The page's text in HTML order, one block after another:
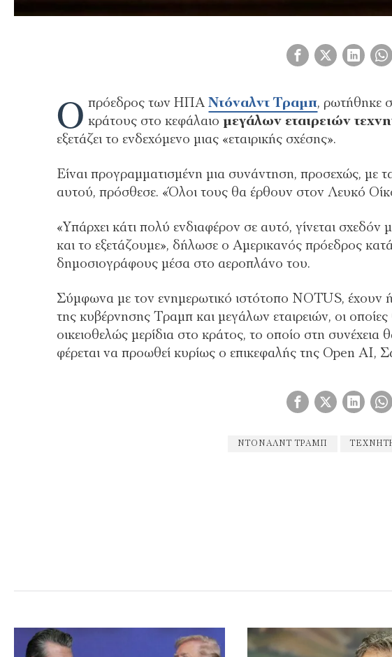
Ο πρόεδρος των ΗΠΑΝτόναλντ Τραμπ, ρωτήθηκε
κράτους στο κεφάλαιο μεγάλων εταιρειών
εξετάζει το ενδεχόμενο μιας «εταιρικής σχέσης».
Είναι προγραμματισμένη μια συνάντηση, προσεχώς, με
αυτού, πρόσθεσε. «Όλοι τους θα έρθουν στον Λευκό
«Υπάρχει κάτι πολύ ενδιαφέρον σε αυτό, γίνεται σχεδόν
και το εξετάζουμε», δήλωσε ο Αμερικανός πρόεδρος
δημοσιογράφους μέσα στο αεροπλάνο του.
Σύμφωνα με τον ενημερωτικό ιστότοπο NOTUS, έχουν
της κυβέρνησης Τραμπ και μεγάλων εταιρειών, οι
οικειοθελώς μερίδια στο κράτος, το οποίο στη συνέχεια
φέρεται να προωθεί κυρίως ο επικεφαλής της Open AI,
ΝΤΌΝΑΛΝΤ ΤΡΑΜΠ